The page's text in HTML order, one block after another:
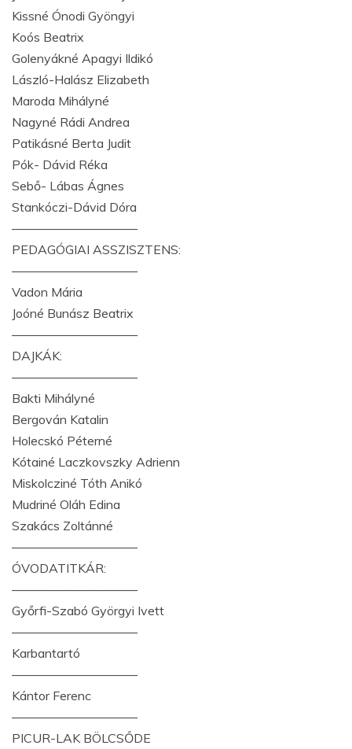
Kissné Ónodi Gyöngyi
Koós Beatrix
Golenyákné Apagyi Ildikó
László-Halász Elizabeth
Maroda Mihályné
Nagyné Rádi Andrea
Patikásné Berta Judit
Pók- Dávid Réka
Sebő- Lábas Ágnes
Stankóczi-Dávid Dóra
——————————
PEDAGÓGIAI ASSZISZTENS:
——————————
Vadon Mária
Joóné Bunász Beatrix
——————————
DAJKÁK:
——————————
Bakti Mihályné
Bergován Katalin
Holecskó Péterné
Kótainé Laczkovszky Adrienn
Miskolcziné Tóth Anikó
Mudriné Oláh Edina
Szakács Zoltánné
——————————
ÓVODATITKÁR:
——————————
Győrfi-Szabó Györgyi Ivett
——————————
Karbantartó
——————————
Kántor Ferenc
——————————
PICUR-LAK BÖLCSŐDE